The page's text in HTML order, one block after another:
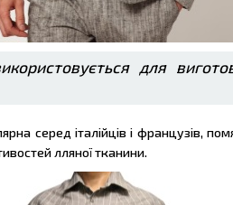
для
серед італійців і французів,
лляної тканини.